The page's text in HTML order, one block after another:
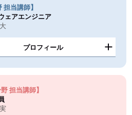
担当講師】
ェアエンジニア
プロフィール
野 担当講師】